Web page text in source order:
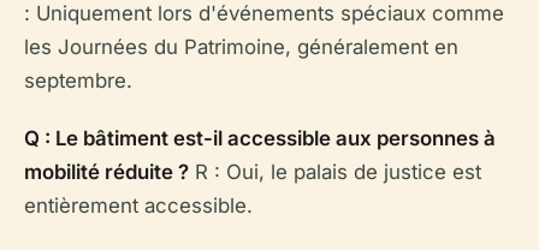
: Uniquement lors d'événements spéciaux comme
les Journées du Patrimoine, généralement en
septembre.
Q : Le bâtiment est-il accessible aux personnes à
mobilité réduite ? R : Oui, le palais de justice est
entièrement accessible.